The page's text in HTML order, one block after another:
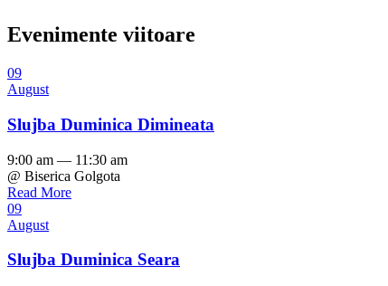
Evenimente viitoare
09
August
Slujba Duminica Dimineata
9:00 am — 11:30 am
@ Biserica Golgota
Read More
09
August
Slujba Duminica Seara